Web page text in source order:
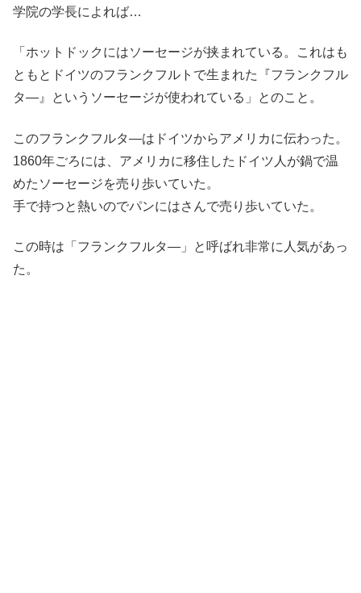
学院の学長によれば…
「ホットドックにはソーセージが挟まれている。これはも
ともとドイツのフランクフルトで生まれた『フランクフル
タ―』というソーセージが使われている」とのこと。
このフランクフルタ―はドイツからアメリカに伝わった。
1860年ごろには、アメリカに移住したドイツ人が鍋で温
めたソーセージを売り歩いていた。
手で持つと熱いのでパンにはさんで売り歩いていた。
この時は「フランクフルタ―」と呼ばれ非常に人気があっ
た。